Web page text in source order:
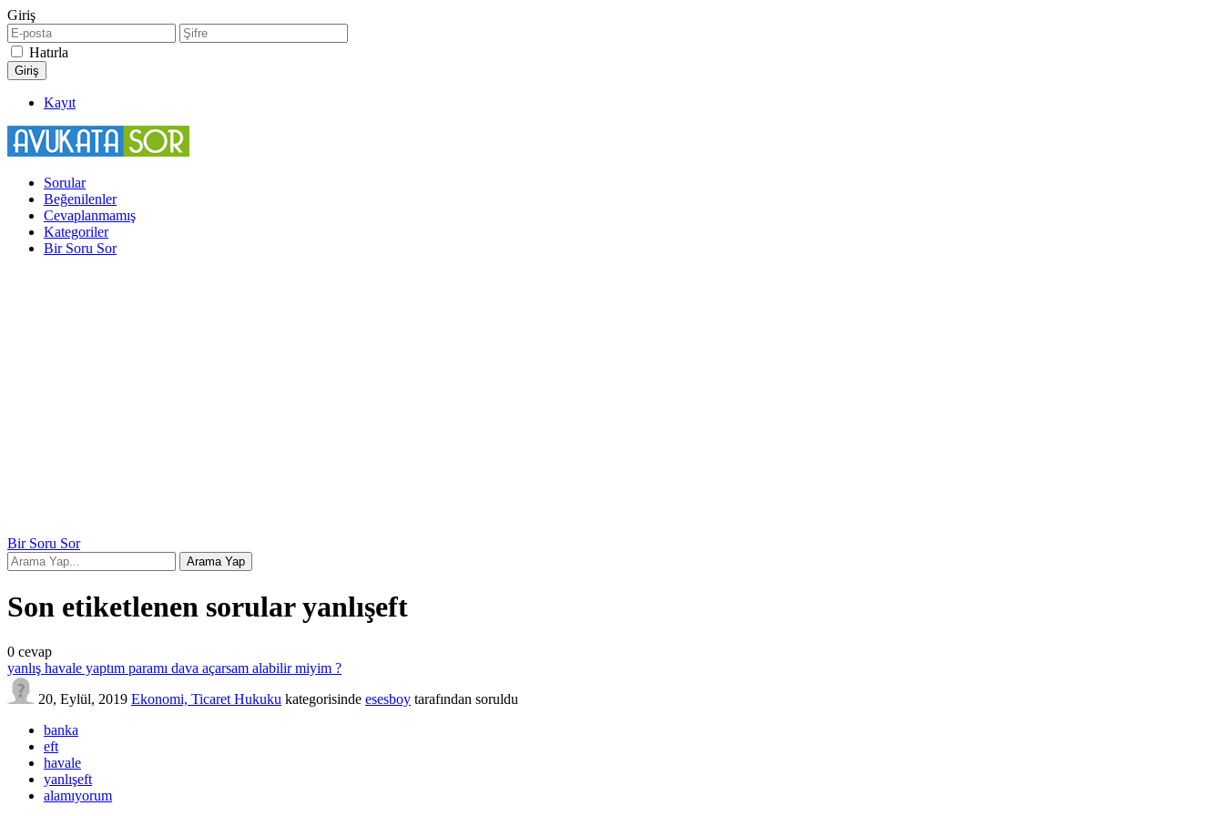
Giriş
Hatırla
Kayıt
Sorular
Beğenilenler
Cevaplanmamış
Kategoriler
Bir Soru Sor
Bir Soru Sor
Son etiketlenen sorular yanlışeft
0 cevap
yanlış havale yaptım paramı dava açarsam alabilir miyim ?
20, Eylül, 2019 Ekonomi, Ticaret Hukuku kategorisinde esesboy tarafından soruldu
banka
eft
havale
yanlışeft
alamıyorum